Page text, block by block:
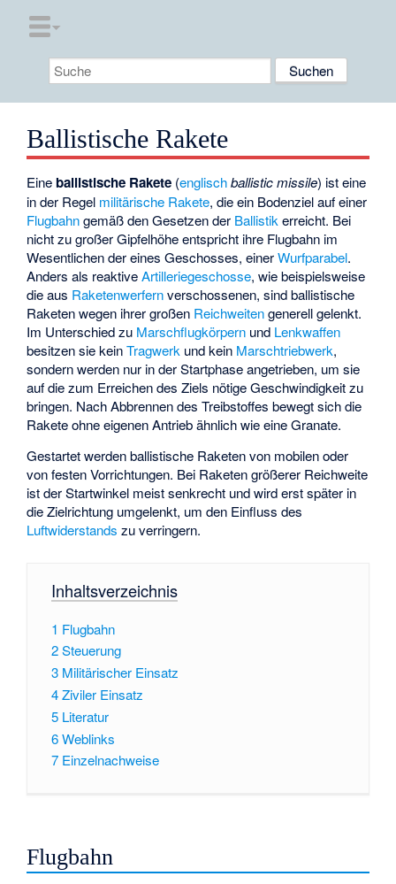
Ballistische Rakete
Eineballistische Rakete (englisch ballistic missile) ist eine
in der Regel militärische Rakete, die ein Bodenziel auf einer
Flugbahngemäß den Gesetzen der Ballistikerreicht. Bei
nicht zu großer Gipfelhöhe entspricht ihre Flugbahn im
Wesentlichen der eines Geschosses, einerWurfparabel.
Anders als reaktiveArtilleriegeschosse, wie beispielsweise
die aus Raketenwerfernverschossenen, sind ballistische
Raketen wegen ihrer großen Reichweitengenerell gelenkt.
Im Unterschied zu Marschflugkörpern und Lenkwaffen
besitzen sie keinTragwerk und kein Marschtriebwerk,
sondern werden nur in der Startphase angetrieben, um sie
auf die zum Erreichen des Ziels nötige Geschwindigkeit zu
bringen. Nach Abbrennen des Treibstoffes bewegt sich die
Rakete ohne eigenen Antrieb ähnlich wie eine Granate.
Gestartet werden ballistische Raketen von mobilen oder
von festen Vorrichtungen. Bei Raketen größerer Reichweite
ist der Startwinkel meist senkrecht und wird erst später in
die Zielrichtung umgelenkt, um den Einfluss des
Luftwiderstands zu verringern.
Inhaltsverzeichnis
1 Flugbahn
2Steuerung
3 Militärischer Einsatz
4Ziviler Einsatz
5 Literatur
6Weblinks
7 Einzelnachweise
Flugbahn